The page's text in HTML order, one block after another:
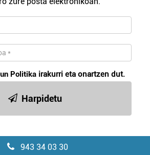
Politika irakurri eta onartzen dut.
Harpidetu
943 34 03 30